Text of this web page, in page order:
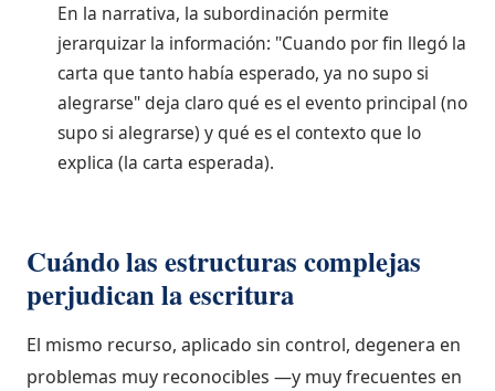
En la narrativa, la subordinación permite
jerarquizar la información: "Cuando por fin llegó la
carta que tanto había esperado, ya no supo si
alegrarse" deja claro qué es el evento principal (no
supo si alegrarse) y qué es el contexto que lo
explica (la carta esperada).
Cuándo las estructuras complejas
perjudican la escritura
El mismo recurso, aplicado sin control, degenera en
problemas muy reconocibles —y muy frecuentes en